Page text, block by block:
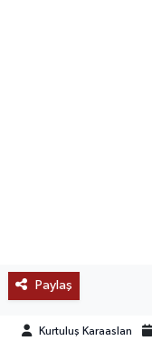
Paylaş
Kurtuluş Karaaslan
DÜNYA
TREND